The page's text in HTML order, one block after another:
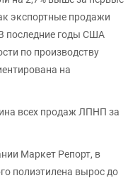
экспортные продажи
последние годы США
по производству
на
всех продаж ЛПНП за
Маркет Репорт, в
полиэтилена вырос до